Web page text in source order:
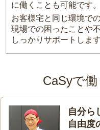
に働くことも可能です。
お客様宅と同じ環境で
現場での困ったことや
しっかりサポートします
CaSyで
自分ら
自由度